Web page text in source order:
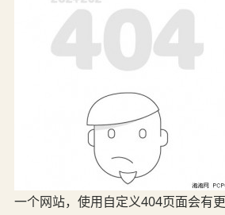
一个网站，使用自定义404页面会有